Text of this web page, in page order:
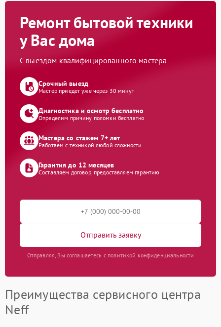
Ремонт бытовой техники
у Вас дома
С выездом квалифицированного мастера
Срочный выезд
Мастер приедет уже через 30 минут
Диагностика и осмотр бесплатно
Определим причину поломки бесплатно
Мастера со стажем 7+ лет
Работаем с техникой любой сложности
Гарантия до 12 месяцев
Составляем договор, предоставляем гарантию
Отправить заявку
Отправляя, Вы соглашаетесь с политикой конфиденциальности
Преимущества сервисного центра
Neff